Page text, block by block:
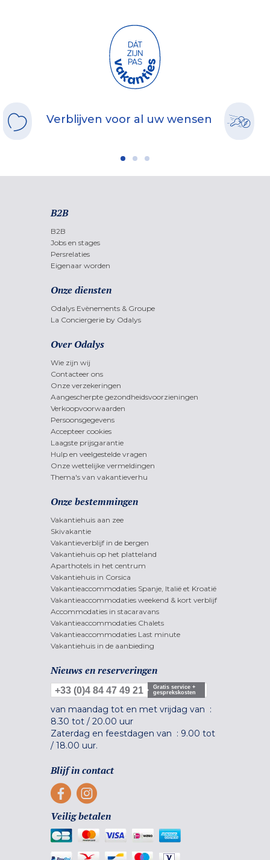
Verblijven voor al uw wensen
B2B
B2B
Jobs en stages
Persrelaties
Eigenaar worden
Onze diensten
Odalys Evènements & Groupe
La Conciergerie by Odalys
Over Odalys
Wie zijn wij
Contacteer ons
Onze verzekeringen
Aangescherpte gezondheidsvoorzieningen
Verkoopvoorwaarden
Persoonsgegevens
Accepteer cookies
Laagste prijsgarantie
Hulp en veelgestelde vragen
Onze wettelijke vermeldingen
Thema's van vakantieverhu
Onze bestemmingen
Vakantiehuis aan zee
Skivakantie
Vakantieverblijf in de bergen
Vakantiehuis op het platteland
Aparthotels in het centrum
Vakantiehuis in Corsica
Vakantieaccommodaties Spanje, Italië et Kroatië
Vakantieaccommodaties weekend & kort verblijf
Accommodaties in stacaravans
Vakantieaccommodaties Chalets
Vakantieaccommodaties Last minute
Vakantiehuis in de aanbieding
Nieuws en reserveringen
+33 (0)4 84 47 49 21
Gratis service +
gesprekskosten
van maandag tot en met vrijdag van :
8.30 tot / 20.00 uur
Zaterdag en feestdagen van : 9.00 tot
/ 18.00 uur.
Blijf in contact
Veilig betalen